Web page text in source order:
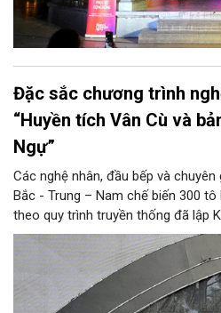
Đặc sắc chương trình
“Huyền tích Vân Cù và
Ngự”
Các nghệ nhân, đầu bếp và
Bắc - Trung – Nam chế biến 300
theo quy trình truyền thống đã lập